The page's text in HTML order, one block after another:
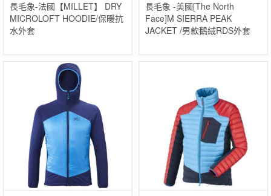
長毛象-法國【MILLET】 DRY
MICROLOFT HOODIE/保暖抗
水外套
長毛象 -美國[The North
Face]M SIERRA PEAK
JACKET /男款鵝絨RDS外套